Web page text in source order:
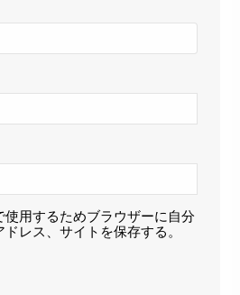
使用するためブラウザーに自分
レス、サイトを保存する。